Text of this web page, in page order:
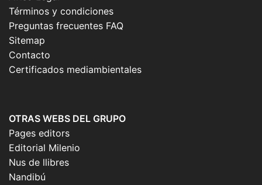
Términos y condiciones
Preguntas frecuentes FAQ
Sitemap
Contacto
Certificados mediambientales
OTRAS WEBS DEL GRUPO
Pages editors
Editorial Milenio
Nus de llibres
Nandibú